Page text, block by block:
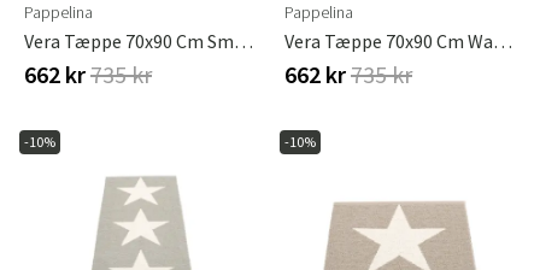
Pappelina
Vera Tæppe 70x90 Cm Small One Red / Vanilla
662 kr735 kr
Pappelina
Vera Tæppe 70x90 Cm Warm Grey/vanilla
662 kr735 kr
-10% -10%